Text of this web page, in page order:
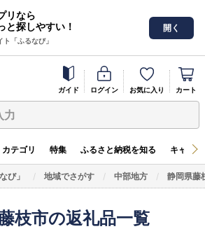
リなら
と探しやすい！
「ふるなび」
開く
ガイド ログイン お気に入り カート
力
カテゴリ 特集 ふるさと納税を知る キャン
び」 地域でさがす 中部地方 静岡県藤
枝市の返礼品一覧